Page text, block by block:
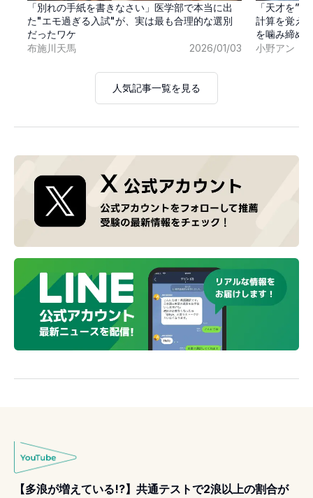
「別れの手紙を書きなさい」医学部で本当に出
た"エモ過ぎる入試"が、実は最も合理的な選別
だったワケ
布施川天馬
2026/01/03
「天才を”
計算を覚え
を噛み締め
小野アン
人気記事一覧を見る
【多浪が増えている!?】共通テストで2浪以上の割合が